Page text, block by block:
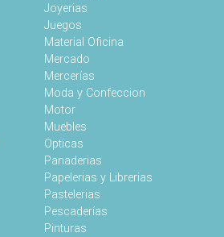
Joyerias
Juegos
Material Oficina
Mercado
Mercerías
Moda y Confeccion
Motor
Muebles
Opticas
Panaderias
Papelerias y Librerias
Pastelerias
Pescaderías
Pinturas